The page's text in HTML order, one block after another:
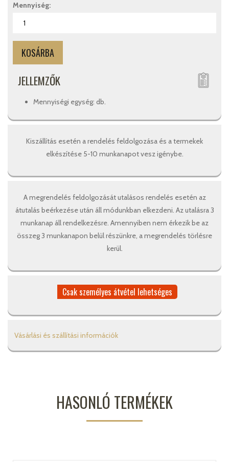
Mennyiség:
JELLEMZŐK
Mennyiségi egység: db.
Kiszállítás esetén a rendelés feldolgozása és a termekek
elkészítése 5-10 munkanapot vesz igénybe.
A megrendelés feldolgozását utalásos rendelés esetén az
átutalás beérkezése után áll módunkban elkezdeni. Az utalásra 3
munkanap áll rendelkezésre. Amennyiben nem érkezik be az
összeg 3 munkanapon belül részünkre, a megrendelés törlésre
kerül.
Csak személyes átvétel lehetséges
Vásárlási és szállítási információk
HASONLÓ TERMÉKEK